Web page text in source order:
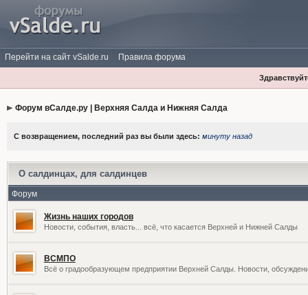
Перейти на сайт vSalde.ru Правила форума
Форум вСалде.ру | Верхняя Салда и Нижняя Салда
С возвращением, последний раз вы были здесь: минуту назад
О салдинцах, для салдинцев
Форум
Жизнь наших городов
Новости, события, власть... всё, что касается Верхней и Нижней Салды
ВСМПО
Всё о градообразующем предприятии Верхней Салды. Новости,